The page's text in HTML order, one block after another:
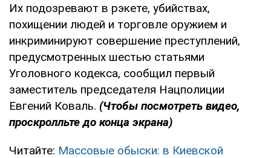
Их подозревают в рэкете, убийствах,
похищении людей и торговле оружием и
инкриминируют совершение преступлений,
предусмотренных шестью статьями
Уголовного кодекса, сообщил первый
заместитель председателя Нацполиции
Евгений Коваль. (Чтобы посмотреть видео,
проскролльте до конца экрана)
Читайте: Массовые обыски: в Киевской